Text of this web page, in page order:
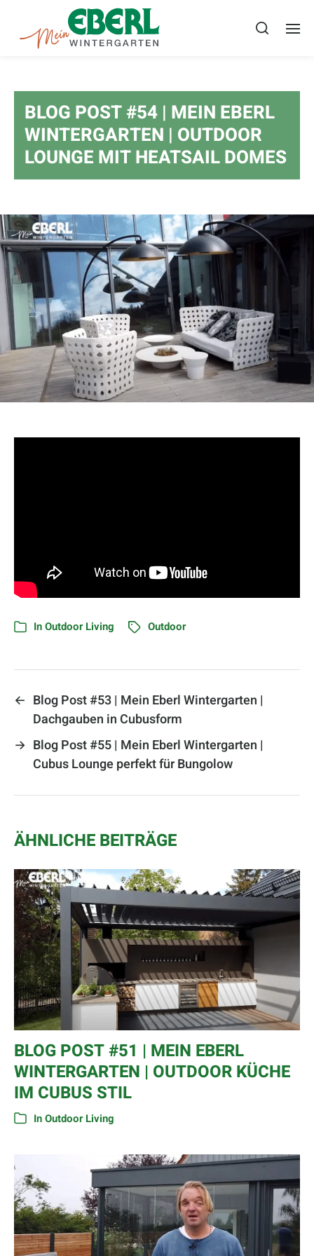
BLOG POST #54 | MEIN EBERL
WINTERGARTEN | OUTDOOR
LOUNGE MIT HEATSAIL DOMES
InOutdoor Living Outdoor
← Blog Post #53 | Mein Eberl Wintergarten |
Dachgauben in Cubusform
→ Blog Post #55 | Mein Eberl Wintergarten |
Cubus Lounge perfekt für Bungolow
ÄHNLICHE BEITRÄGE
BLOG POST #51 | MEIN EBERL
WINTERGARTEN | OUTDOOR KÜCHE
IM CUBUS STIL
InOutdoor Living